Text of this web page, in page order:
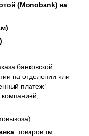
(Monobank) на
банковской
на отделении или
платеж"
товаров тм